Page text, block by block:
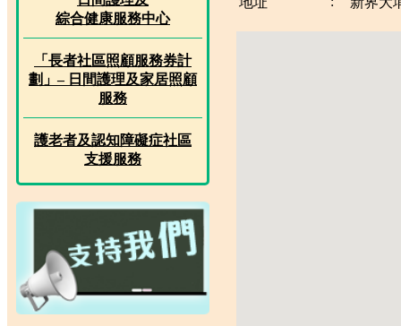
綜合健康服務中心
「長者社區照顧服務券計
劃」– 日間護理及家居照顧
服務
護老者及認知障礙症社區
支援服務